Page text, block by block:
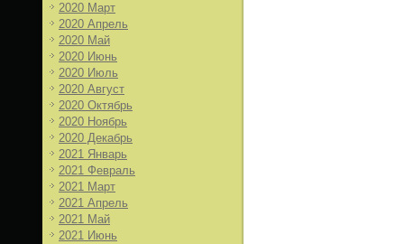
2020 Март
2020 Апрель
2020 Май
2020 Июнь
2020 Июль
2020 Август
2020 Октябрь
2020 Ноябрь
2020 Декабрь
2021 Январь
2021 Февраль
2021 Март
2021 Апрель
2021 Май
2021 Июнь